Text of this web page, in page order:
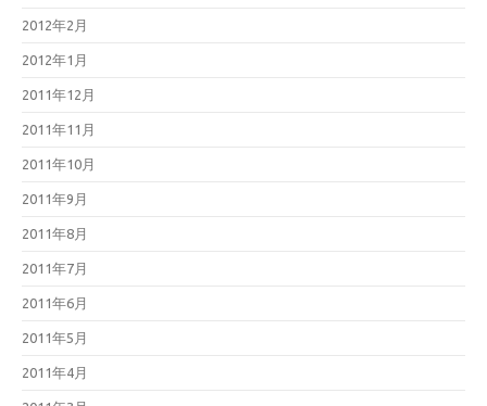
2012年2月
2012年1月
2011年12月
2011年11月
2011年10月
2011年9月
2011年8月
2011年7月
2011年6月
2011年5月
2011年4月